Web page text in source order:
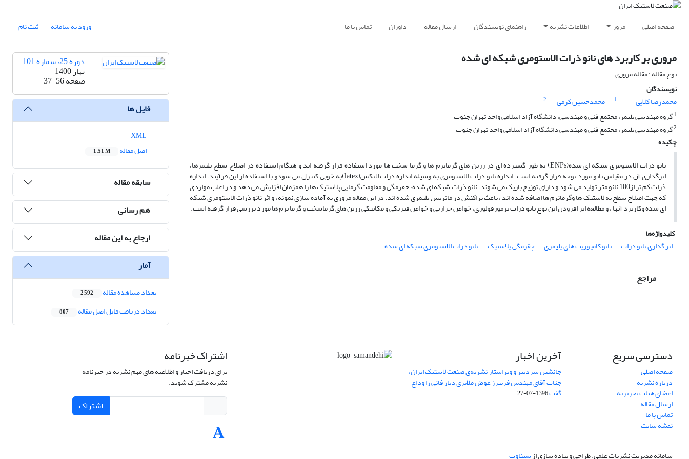
صفحه اصلی مرور اطلاعات نشریه راهنمای نویسندگان ارسال مقاله داوران تماس با ما ورود به سامانه ثبت نام
مروری بر کاربرد های نانو ذرات الاستومری شبکه ای شده
نوع مقاله : مقاله مروری
نویسندگان
محمدرضا کلایی
1 محمدحسین کرمی
2
1گروه مهندسی پلیمر، مجتمع فنی و مهندسی، دانشگاه آزاد اسلامی واحد تهران جنوب
2گروه مهندسی پلیمر، مجتمع فنی و مهندسی دانشگاه آزاد اسلامی واحد تهران جنوب
چکیده
نانو ذرات الاستومری شبکه ای شده(ENPs) به طور گسترده ای در رزین های گرمانرم ها و گرما سخت ها مورد استفاده قرار گرفته اند و هنگام استفاده در اصلاح سطح پلیمرها،
اثرگذاری آن در مقیاس نانو مورد توجه قرار گرفته است. اندازه نانو ذرات الاستومری به وسیله اندازه ذرات لاتکس(latex)به خوبی کنترل می شودو با استفاده از این فرآیند، انداره
ذرات کم تر از100 نانو متر تولید می شود و دارای توزیع باریک می شوند. نانو ذرات شبکه ای شده، چقرمگی و مقاومت گرمایی پلاستیک ها را همزمان افزایش می دهد و در اغلب مواردی
که جهت اصلاح سطح به لاستیک ها وگرمانرم ها اضافه شده اند ، باعث پراکنش در ماتریس پلیمری شده اند. در این مقاله مروری به آماده سازی نمونه، و اثر نانو ذرات الاستومری شبکه
ای شده وکاربرد آنها ، و مطالعه اثر افزودن این نوع نانو ذرات برمورفولوژِی، خواص حرارتی و خواص فیزیکی و مکانیکی رزین های گرماسخت و گرما نرم ها مورد بررسی قرار گرفته است.
کلیدواژه‌ها
اثر گذاری نانو ذرات
نانو کامپوزیت های پلیمری چقرمگی پلاستیک نانو ذرات الاستومری شبکه ای شده
مراجع
دوره 25، شماره 101
بهار 1400
صفحه37-56
فایل ها
اصل مقاله
1.51 M
سابقه مقاله
هم رسانی
ارجاع به این مقاله
آمار
تعداد مشاهده مقاله 2,592
تعداد دریافت فایل اصل مقاله 807
دسترسی سریع
صفحه اصلی
درباره نشریه
اعضای هیات تحریریه
ارسال مقاله
تماس با ما
نقشه سایت
آخرین اخبار
جانشین سردبیر و ویراستار نشریه‌ی صنعت لاستیک ایران،
جناب آقای مهندس فریبرز عوض ملایری دیار فانی را وداع
گفت1396-07-27
اشتراک خبرنامه
برای دریافت اخبار و اطلاعیه های مهم نشریه در خبرنامه
نشریه مشترک شوید.
اشتراک
سامانه مدیریت نشریات علمی.طراحی و پیاده سازی ازسیناوب